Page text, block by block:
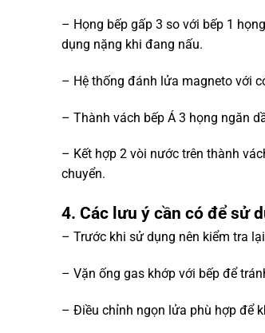
– Họng bếp gấp 3 so với bếp 1
dụng nặng khi đang nấu.
– Hệ thống đánh lửa magneto với
– Thành vách bếp Á 3 họng ngăn
– Kết hợp 2 vòi nước trên thành
chuyển.
4. Các lưu ý cần có để sử
– Trước khi sử dụng nên kiểm tra
– Vặn ống gas khớp với bếp để
– Điều chỉnh ngọn lửa phù hợp để